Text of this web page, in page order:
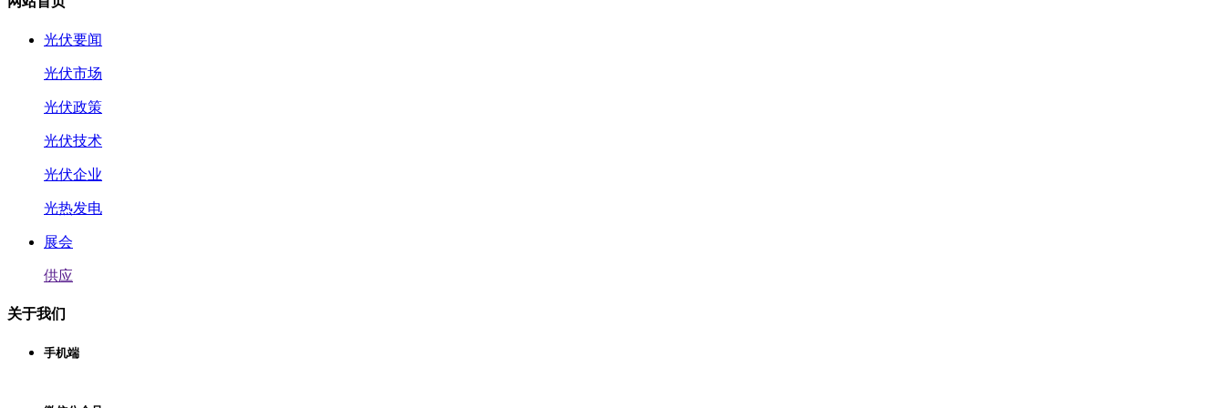
光伏要闻
光伏市场
光伏政策
光伏技术
光伏企业
光热发电
展会
供应
关于我们
手机端